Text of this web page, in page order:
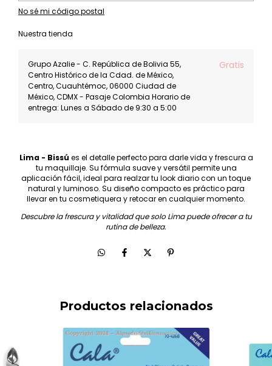
No sé mi código postal
Nuestra tienda
Grupo Azalie - C. República de Bolivia 55,
Centro Histórico de la Cdad. de México,
Centro, Cuauhtémoc, 06000 Ciudad de
México, CDMX - Pasaje Colombia Horario de
entrega: Lunes a Sábado de 9:30 a 5:00
Gratis
Lima - Bissú es el detalle perfecto para darle vida y frescura a
tu maquillaje. Su fórmula suave y versátil permite una
aplicación fácil, ideal para realzar tu look diario con un toque
natural y luminoso. Su diseño compacto es práctico para
llevar en tu cosmetiquera y retocar en cualquier momento.
Descubre la frescura y vitalidad que solo Lima puede ofrecer a tu
rutina de belleza.
Productos relacionados